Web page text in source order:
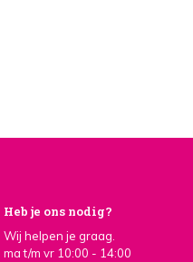
Heb je ons nodig?
Wij helpen je graag.
ma t/m vr 10:00 - 14:00